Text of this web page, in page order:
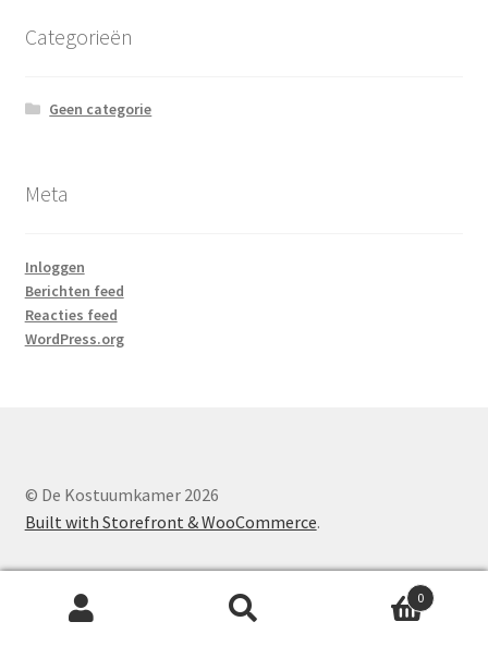
Categorieën
Geen categorie
Meta
Inloggen
Berichten feed
Reacties feed
WordPress.org
© De Kostuumkamer 2026
Built with Storefront & WooCommerce.
0